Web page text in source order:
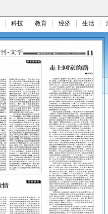
科技 教育 经济 生活